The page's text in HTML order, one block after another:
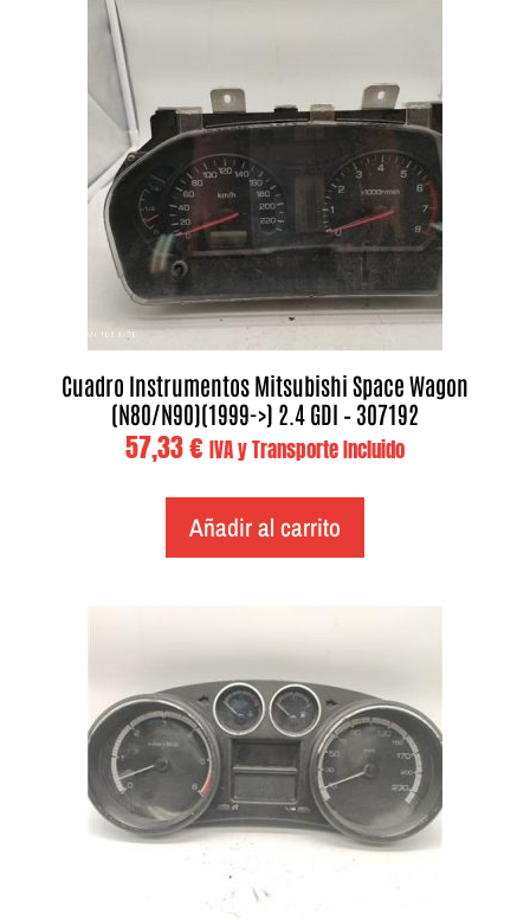
Cuadro Instrumentos Mitsubishi Space Wagon
(N80/N90)(1999->) 2.4 GDI – 307192
57,33€ IVA y Transporte Incluido
Añadir al carrito